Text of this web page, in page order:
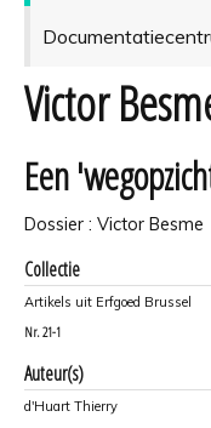
Victor
Een
Dossier : Victor Besme
Collectie
Artikels uit Erfgoed Brussel
Nr. 21-1
Auteur(s)
d'Huart Thierry